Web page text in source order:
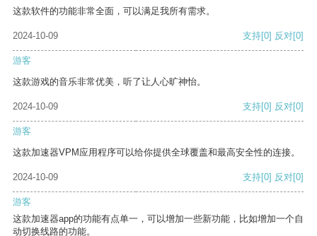
这款软件的功能非常全面，可以满足我所有需求。
2024-10-09 支持[0] 反对[0]
游客
这款游戏的音乐非常优美，听了让人心旷神怡。
2024-10-09 支持[0] 反对[0]
游客
这款加速器VPM应用程序可以给你提供全球覆盖和最高安全性的连接。
2024-10-09 支持[0] 反对[0]
游客
这款加速器app的功能有点单一，可以增加一些新功能，比如增加一个自
动切换线路的功能。